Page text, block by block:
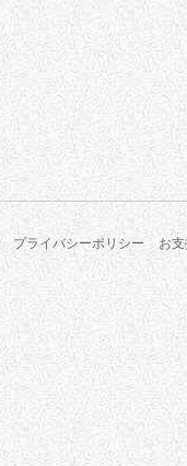
プライバシーポリシー お